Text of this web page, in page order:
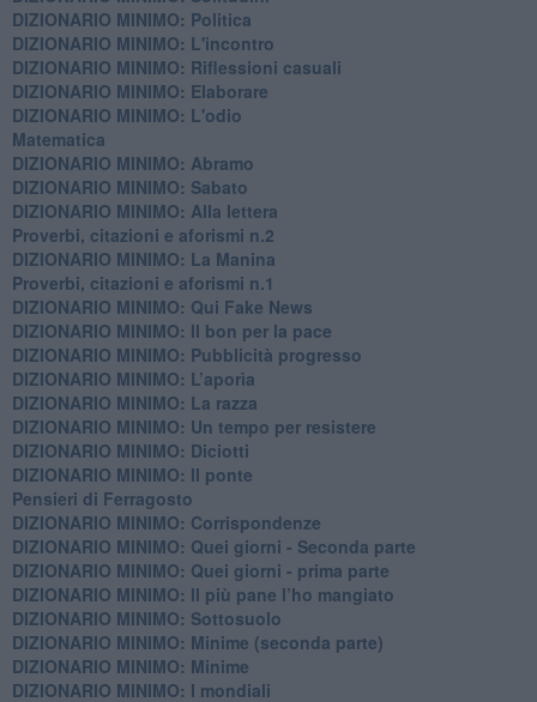
DIZIONARIO MINIMO: Politica
DIZIONARIO MINIMO: L'incontro
DIZIONARIO MINIMO: Riflessioni casuali
DIZIONARIO MINIMO: Elaborare
DIZIONARIO MINIMO: L'odio
​Matematica
DIZIONARIO MINIMO: Abramo
DIZIONARIO MINIMO: Sabato
​DIZIONARIO MINIMO: Alla lettera
Proverbi, citazioni e aforismi n.2
DIZIONARIO MINIMO: La Manina
​Proverbi, citazioni e aforismi n.1
DIZIONARIO MINIMO: Qui Fake News
DIZIONARIO MINIMO: ​Il bon per la pace
DIZIONARIO MINIMO: Pubblicità progresso
DIZIONARIO MINIMO: L’aporìa
DIZIONARIO MINIMO: La razza
DIZIONARIO MINIMO: Un tempo per resistere
DIZIONARIO MINIMO: Diciotti
DIZIONARIO MINIMO: Il ponte
Pensieri di Ferragosto
DIZIONARIO MINIMO: Corrispondenze
DIZIONARIO MINIMO: Quei giorni - Seconda parte
DIZIONARIO MINIMO: Quei giorni - prima parte
DIZIONARIO MINIMO: Il più pane l’ho mangiato
DIZIONARIO MINIMO: Sottosuolo
DIZIONARIO MINIMO: Minime (seconda parte)
DIZIONARIO MINIMO: Minime
DIZIONARIO MINIMO: ​I mondiali